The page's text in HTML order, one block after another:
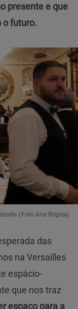
presente e que
o futuro.
(Foto Ana Brígida)
das
na Versailles
espácio-
que nos traz
espaço para a